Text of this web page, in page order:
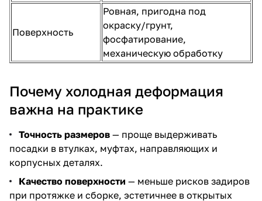
Поверхность
Ровная, пригодна под
окраску/грунт,
фосфатирование,
механическую обработку
Почему холодная деформация
важна на практике
Точность размеров — проще выдерживать
посадки в втулках, муфтах, направляющих и
корпусных деталях.
Качество поверхности — меньше рисков задиров
при протяжке и сборке, эстетичнее в открытых